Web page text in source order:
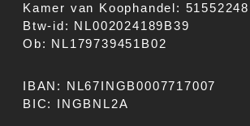
Kamer van Koophandel: 51552248
Btw-id: NL002024189B39
Ob: NL179739451B02
IBAN: NL67INGB0007717007
BIC: INGBNL2A